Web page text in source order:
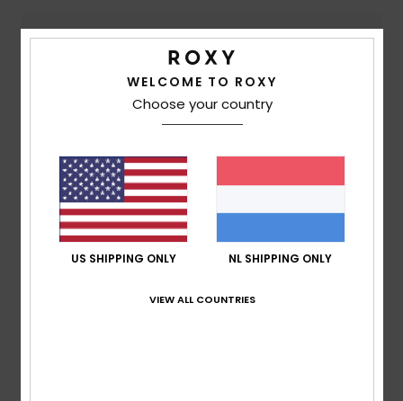
Comfort
4.8
Prijs-kwaliteitverhouding
4.8
Maat
Te klein Te groot
Materiaal
WELCOME TO ROXY
Choose your country
US SHIPPING ONLY NL SHIPPING ONLY
VIEW ALL COUNTRIES